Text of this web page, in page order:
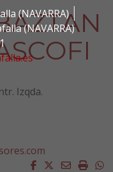
(NAVARRA)
(NAVARRA)
Izqda.
Facebook
Twitter
Email